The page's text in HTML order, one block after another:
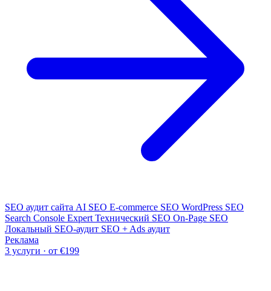
SEO аудит сайта AI SEO E-commerce SEO WordPress SEO
Search Console Expert Технический SEO On-Page SEO
Локальный SEO-аудит SEO + Ads аудит
Реклама
3 услуги · от €199